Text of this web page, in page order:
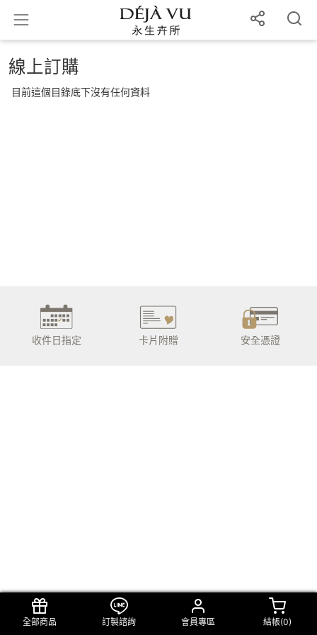
線上訂購
目前這個目錄底下沒有任何資料
收件日指定 卡片附贈 安全憑證
全部商品 訂製諮詢 會員專區 結帳(0)